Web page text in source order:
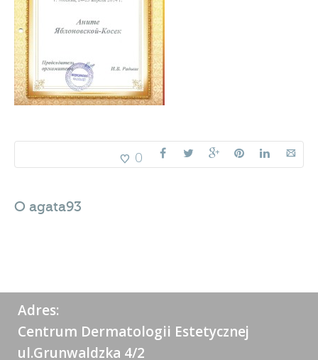
0
O agata93
Adres:
Centrum Dermatologii Estetycznej
ul.Grunwaldzka 4/2